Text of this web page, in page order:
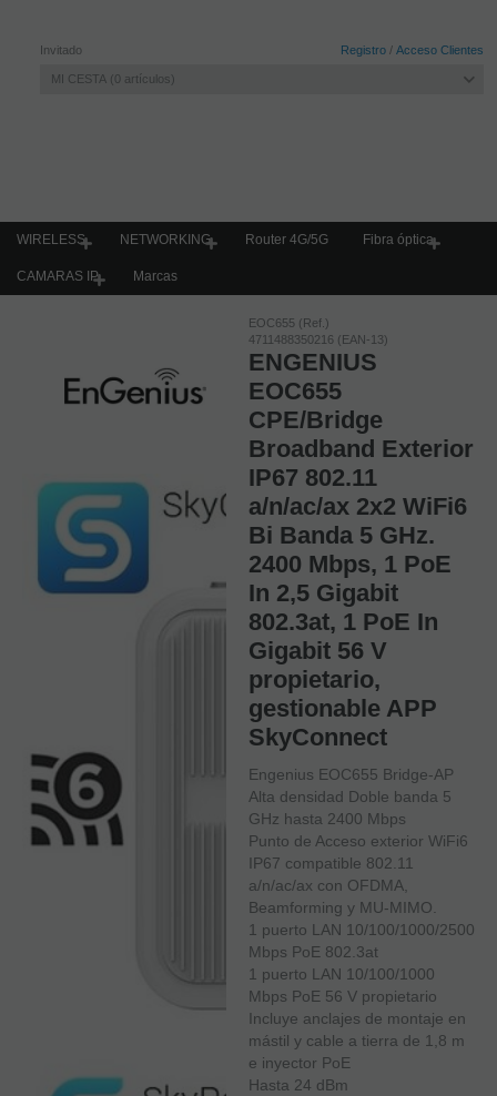
Invitado Registro / Acceso Clientes
MI CESTA 0 artículos
WIRELESS NETWORKING Router 4G/5G Fibra óptica
CAMARAS IP Marcas
Wireless
EOC655 (Ref.)
4711488350216 (EAN-13)
ENGENIUS
EOC655
CPE/Bridge
Broadband Exterior
IP67 802.11
a/n/ac/ax 2x2 WiFi6
Bi Banda 5 GHz.
2400 Mbps, 1 PoE
In 2,5 Gigabit
802.3at, 1 PoE In
Gigabit 56 V
propietario,
gestionable APP
SkyConnect
Engenius EOC655 Bridge-AP
Alta densidad Doble banda 5
GHz hasta 2400 Mbps
Punto de Acceso exterior WiFi6
IP67 compatible 802.11
a/n/ac/ax con OFDMA,
Beamforming y MU-MIMO.
1 puerto LAN 10/100/1000/2500
Mbps PoE 802.3at
1 puerto LAN 10/100/1000
Mbps PoE 56 V propietario
Incluye anclajes de montaje en
mástil y cable a tierra de 1,8 m
e inyector PoE
Hasta 24 dBm